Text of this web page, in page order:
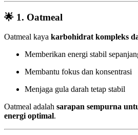
🌟 1. Oatmeal
Oatmeal kaya karbohidrat kompleks
Memberikan energi stabil
Membantu fokus dan konsentrasi
Menjaga gula darah tetap stabil
Oatmeal adalah sarapan sempurna
energi optimal.